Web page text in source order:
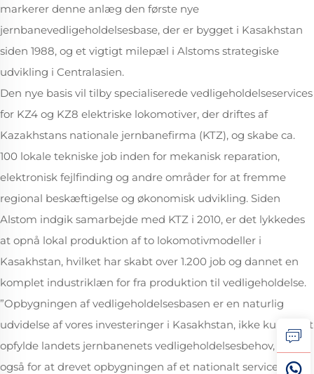
markerer denne anlæg den første nye
jernbanevedligeholdelsesbase, der er bygget i Kasakhstan
siden 1988, og et vigtigt milepæl i Alstoms strategiske
udvikling i Centralasien.
Den nye basis vil tilby specialiserede vedligeholdelseservices
for KZ4 og KZ8 elektriske lokomotiver, der driftes af
Kazakhstans nationale jernbanefirma (KTZ), og skabe ca.
100 lokale tekniske job inden for mekanisk reparation,
elektronisk fejlfinding og andre områder for at fremme
regional beskæftigelse og økonomisk udvikling. Siden
Alstom indgik samarbejde med KTZ i 2010, er det lykkedes
at opnå lokal produktion af to lokomotivmodeller i
Kasakhstan, hvilket har skabt over 1.200 job og dannet en
komplet industriklæn for fra produktion til vedligeholdelse.
”Opbygningen af vedligeholdelsesbasen er en naturlig
udvidelse af vores investeringer i Kasakhstan, ikke kun for at
opfylde landets jernbanenets vedligeholdelsesbehov, men
også for at drevet opbygningen af et nationalt service-